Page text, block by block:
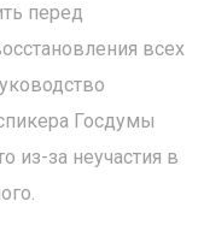
перед
всех
Госдумы
из-за неучастия в